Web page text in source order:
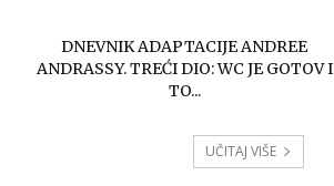
DNEVNIK ADAPTACIJE ANDREE
ANDRASSY. TREĆI DIO: WC JE GOTOV I
TO...
UČITAJ VIŠE